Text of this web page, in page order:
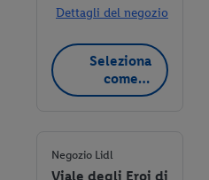
Dettagli del negozio
Seleziona
come
negozio
Negozio Lidl
Viale degli Eroi di